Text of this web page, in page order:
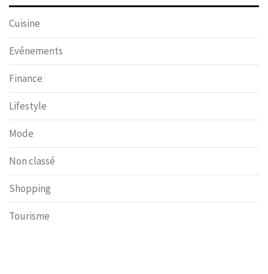
Cuisine
Evénements
Finance
Lifestyle
Mode
Non classé
Shopping
Tourisme